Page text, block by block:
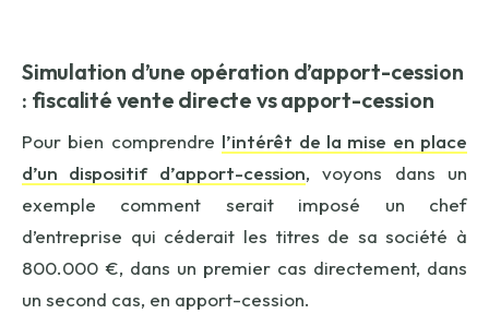
Simulation d’une opération d’apport-cession
: fiscalité vente directe vs apport-cession
Pour bien comprendre l’intérêt de la mise en place
d’un dispositif d’apport-cession, voyons dans un
exemple comment serait imposé un chef
d’entreprise qui céderait les titres de sa société à
800.000 €, dans un premier cas directement, dans
un second cas, en apport-cession.